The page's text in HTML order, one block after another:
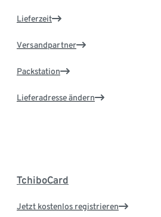
Lieferzeit
Versandpartner
Packstation
Lieferadresse ändern
TchiboCard
Jetzt kostenlos registrieren